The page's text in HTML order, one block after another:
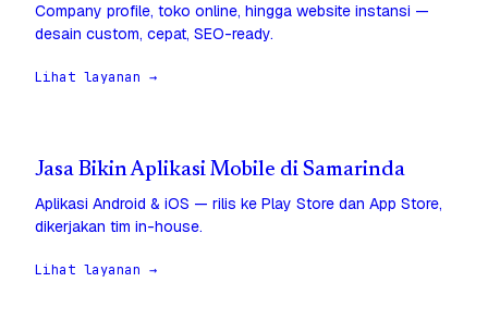
Company profile, toko online, hingga website instansi —
desain custom, cepat, SEO-ready.
Lihat layanan →
Jasa Bikin Aplikasi Mobile di Samarinda
Aplikasi Android & iOS — rilis ke Play Store dan App Store,
dikerjakan tim in-house.
Lihat layanan →